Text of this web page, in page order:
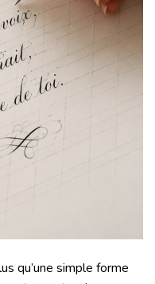
qu’une simple forme